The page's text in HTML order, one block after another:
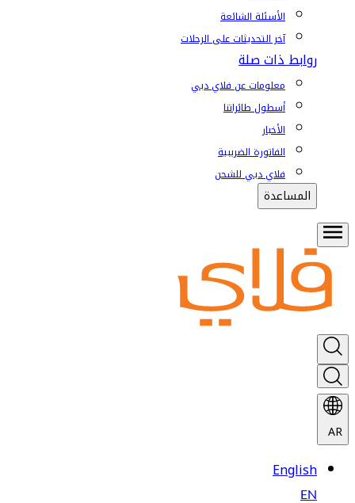
الأسئلة الشائعة
آخر التحديثات على الرحلات
روابط ذات صلة
معلومات عن فلاي دبي
أسطول طائراتنا
الأخبار
الفاتورة الضريبية
فلاي دبي للشحن
المساعدة
AR
English
EN